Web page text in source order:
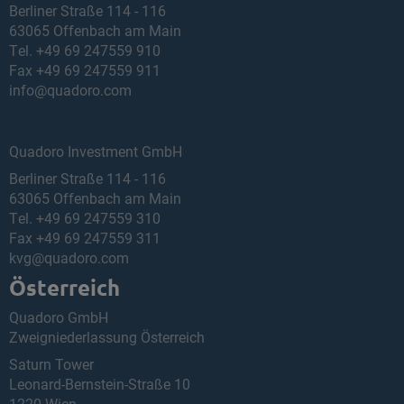
Berliner Straße 114 - 116
63065 Offenbach am Main
Tel. +49 69 247559 910
Fax +49 69 247559 911
info@quadoro.com
Quadoro Investment GmbH
Berliner Straße 114 - 116
63065 Offenbach am Main
Tel. +49 69 247559 310
Fax +49 69 247559 311
kvg@quadoro.com
Österreich
Quadoro GmbH
Zweigniederlassung Österreich
Saturn Tower
Leonard-Bernstein-Straße 10